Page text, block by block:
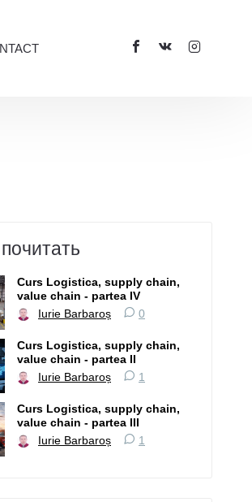
Curs Logistica, supply chain,
value chain - partea IV
Iurie Barbaroș
0
Curs Logistica, supply chain,
value chain - partea II
Iurie Barbaroș
1
Curs Logistica, supply chain,
value chain - partea III
Iurie Barbaroș
1